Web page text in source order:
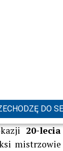
DO
szokuje
20-lecia
mistrzowie